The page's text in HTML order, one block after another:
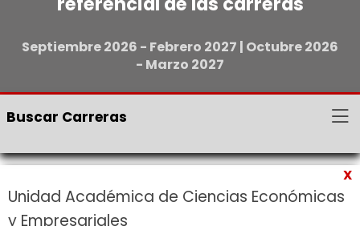
Septiembre 2026 - Febrero 2027 | Octubre 2026
- Marzo 2027
Buscar Carreras
Unidad Académica de Ciencias Económicas
y Empresariales
X